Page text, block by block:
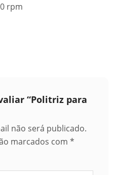
rpm
“Politriz para
não será publicado.
marcados com *